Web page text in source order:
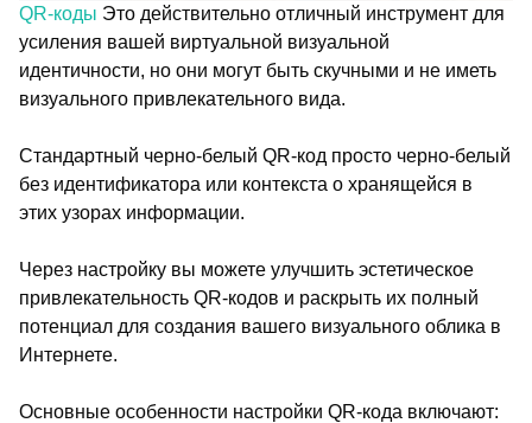
QR-коды Это действительно отличный инструмент для
усиления вашей виртуальной визуальной
идентичности, но они могут быть скучными и не иметь
визуального привлекательного вида.
Стандартный черно-белый QR-код просто черно-белый
без идентификатора или контекста о хранящейся в
этих узорах информации.
Через настройку вы можете улучшить эстетическое
привлекательность QR-кодов и раскрыть их полный
потенциал для создания вашего визуального облика в
Интернете.
Основные особенности настройки QR-кода включают: